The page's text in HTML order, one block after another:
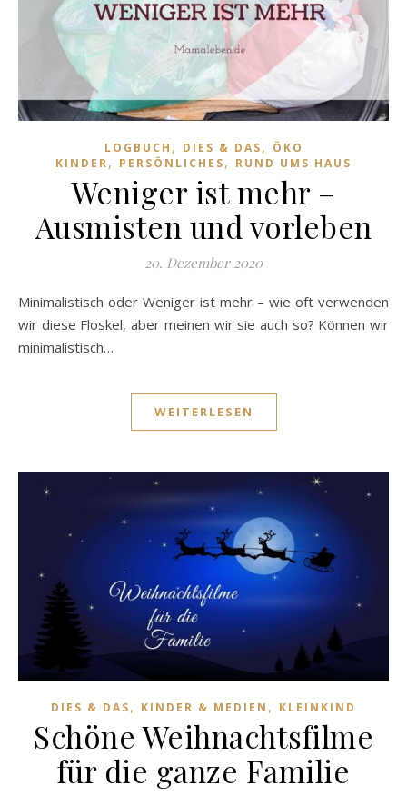
LOGBUCH , DIES & DAS, ÖKO
KINDER, PERSÖNLICHES, RUND UMS HAUS
Weniger ist mehr –
Ausmisten und vorleben
20. Dezember 2020
Minimalistisch oder Weniger ist mehr – wie oft verwenden
wir diese Floskel, aber meinen wir sie auch so? Können wir
minimalistisch…
WEITERLESEN
DIES & DAS, KINDER & MEDIEN , KLEINKIND
Schöne Weihnachtsfilme
für die ganze Familie